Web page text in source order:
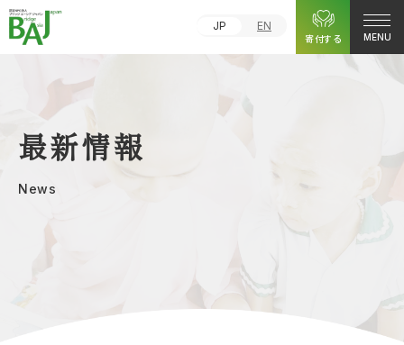
JP
EN
寄付する
MENU
最新情報
News